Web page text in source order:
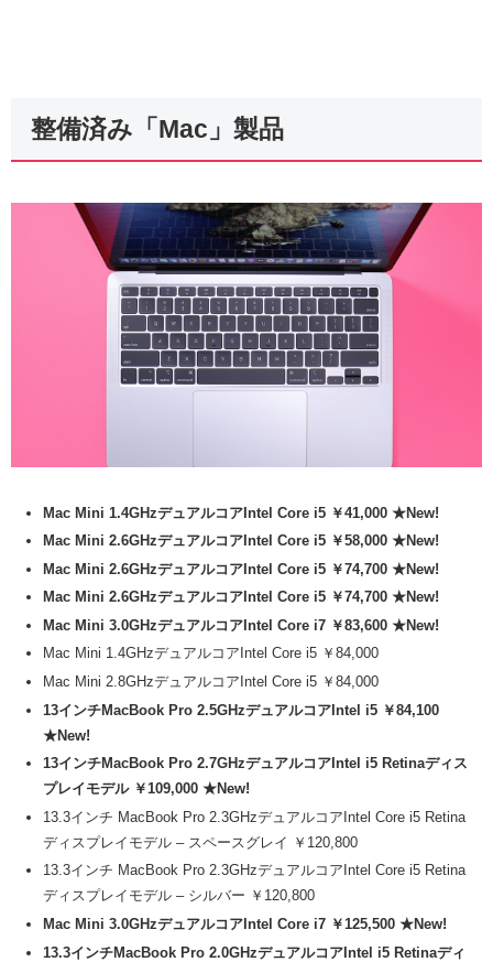
整備済み「Mac」製品
Mac Mini 1.4GHzデュアルコアIntel Core i5 ￥41,000 ★New!
Mac Mini 2.6GHzデュアルコアIntel Core i5 ￥58,000 ★New!
Mac Mini 2.6GHzデュアルコアIntel Core i5 ￥74,700 ★New!
Mac Mini 2.6GHzデュアルコアIntel Core i5 ￥74,700 ★New!
Mac Mini 3.0GHzデュアルコアIntel Core i7 ￥83,600 ★New!
Mac Mini 1.4GHzデュアルコアIntel Core i5 ￥84,000
Mac Mini 2.8GHzデュアルコアIntel Core i5 ￥84,000
13インチMacBook Pro 2.5GHzデュアルコアIntel i5 ￥84,100
★New!
13インチMacBook Pro 2.7GHzデュアルコアIntel i5 Retinaディス
プレイモデル ￥109,000 ★New!
13.3インチ MacBook Pro 2.3GHzデュアルコアIntel Core i5 Retina
ディスプレイモデル – スペースグレイ ￥120,800
13.3インチ MacBook Pro 2.3GHzデュアルコアIntel Core i5 Retina
ディスプレイモデル – シルバー ￥120,800
Mac Mini 3.0GHzデュアルコアIntel Core i7 ￥125,500 ★New!
13.3インチMacBook Pro 2.0GHzデュアルコアIntel i5 Retinaディ